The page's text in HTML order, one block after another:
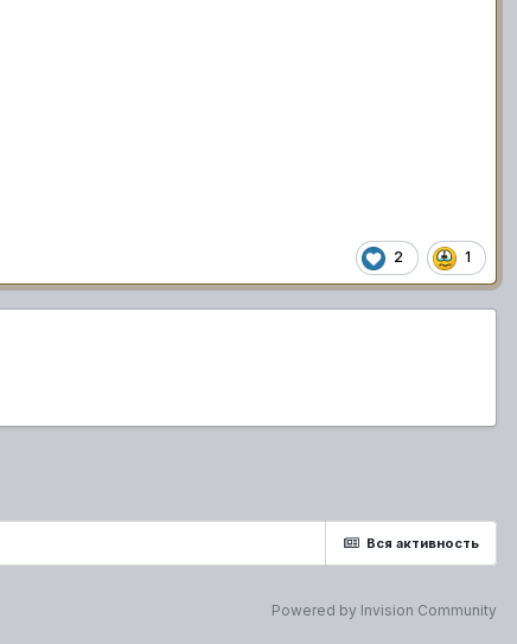
2 1
Вся активность
Powered by Invision Community